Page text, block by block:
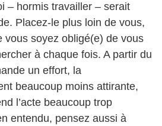
– hormis travailler – serait
Placez-le plus loin de vous,
vous soyez obligé(e) de vous
à chaque fois. A partir du
un effort, la
beaucoup moins attirante,
l’acte beaucoup trop
entendu, pensez aussi à